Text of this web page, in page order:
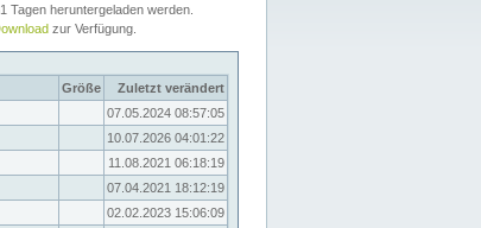
Tagen heruntergeladen werden.
zur Verfügung.
Größe
Zuletzt verändert
07.05.2024 08:57:05
10.07.2026 04:01:22
11.08.2021 06:18:19
07.04.2021 18:12:19
02.02.2023 15:06:09